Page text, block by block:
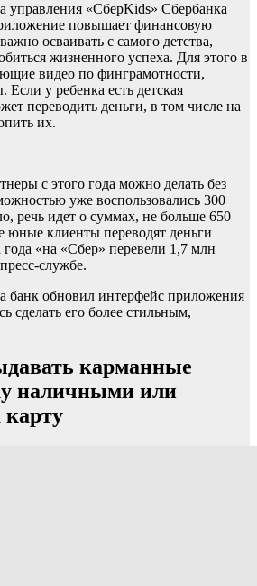
управления «СберKids» Сбербанка
повышает финансовую
осваивать с самого детства,
жизненного успеха. Для этого в
видео по финграмотности,
Если у ребенка есть детская
переводить деньги, в том числе на
их.
с этого года можно делать без
уже воспользовались 300
речь идет о суммах, не больше 650
клиенты переводят деньги
года «на «Сбер» перевели 1,7 млн
службе.
банк обновил интерфейс приложения
сделать его более стильным,
карманные
наличными или
карту